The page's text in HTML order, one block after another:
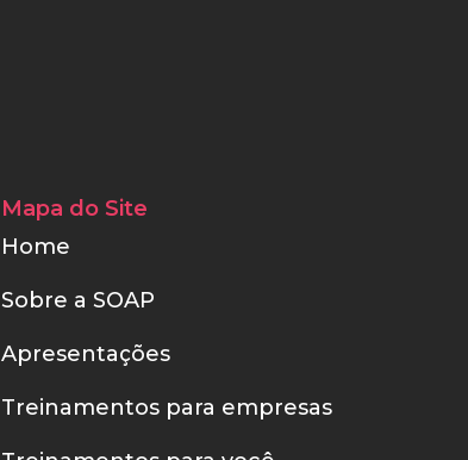
Mapa do Site
Home
Sobre a SOAP
Apresentações
Treinamentos para empresas